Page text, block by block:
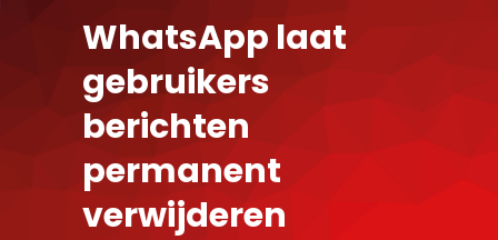
WhatsApp laat
gebruikers
berichten
permanent
verwijderen